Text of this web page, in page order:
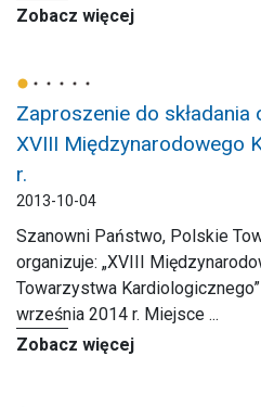
Zobacz więcej
Zaproszenie do
XVIII Międzynarodowego
r.
2013-10-04
Szanowni Państwo, Polskie
organizuje: „XVIII
Towarzystwa
września 2014 r. Miejsce ...
Zobacz więcej